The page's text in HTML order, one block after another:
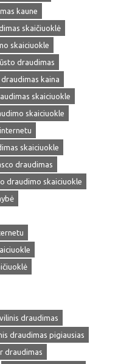
kaune
skaičiuoklė
skaiciuokle
draudimas
kaina
skaiciuokle
skaiciuokle
skaiciuokle
draudimas
draudimo skaiciuokle
draudimas
draudimas pigiausias
draudimas